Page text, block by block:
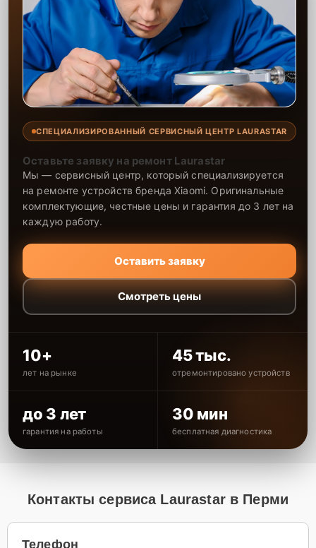
СПЕЦИАЛИЗИРОВАННЫЙ СЕРВИСНЫЙ ЦЕНТР LAURASTAR
Оставьте заявку на ремонт Laurastar
Мы — сервисный центр, который специализируется
на ремонте устройств бренда Xiaomi. Оригинальные
комплектующие, честные цены и гарантия до 3 лет на
каждую работу.
Оставить заявку
Смотреть цены
10+
лет на рынке
45 тыс.
отремонтировано устройств
до 3 лет
гарантия на работы
30 мин
бесплатная диагностика
Контакты сервиса Laurastar в Перми
Телефон